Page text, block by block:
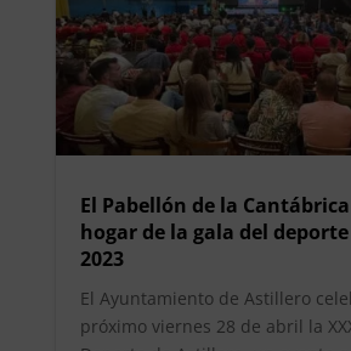
El Pabellón de la
hogar de la gala del
2023
El Ayuntamiento de Astillero
próximo viernes 28 de abril la